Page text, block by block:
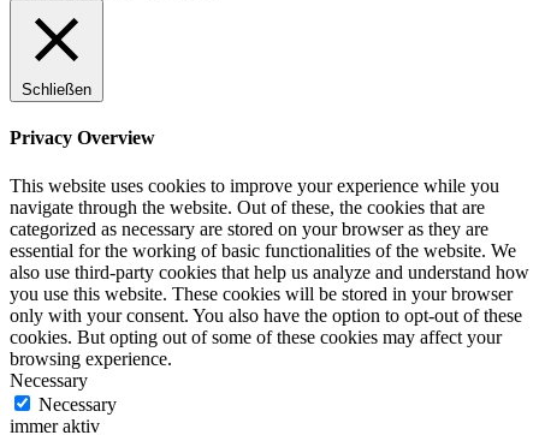
Schließen
Privacy Overview
This website uses cookies to improve your experience while you
navigate through the website. Out of these, the cookies that are
categorized as necessary are stored on your browser as they are
essential for the working of basic functionalities of the website. We
also use third-party cookies that help us analyze and understand how
you use this website. These cookies will be stored in your browser
only with your consent. You also have the option to opt-out of these
cookies. But opting out of some of these cookies may affect your
browsing experience.
Necessary
Necessary
immer aktiv